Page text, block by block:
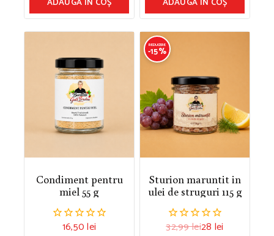
Condiment pentru
miel 55 g
0.00
16,50lei
REDUCERE
-15%
Sturion maruntit in
ulei de struguri 115 g
0.00
32,99lei28 lei